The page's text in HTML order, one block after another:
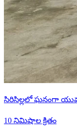
సిరిసిల్లలో ఘనంగా
10 నిమిషాల క్రితం